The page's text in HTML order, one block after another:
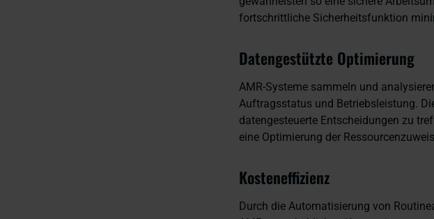
fortschrittliche Sicherheitsfunktion
Datengestützte Optimierung
AMR-Systeme sammeln und
Auftragsstatus und Betriebsleistung.
datengesteuerte Entscheidungen zu
eine Optimierung der
Kosteneffizienz
Durch die Automatisierung von